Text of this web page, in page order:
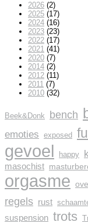
2026 (2)
2025 (17)
2024 (16)
2023 (23)
2022 (17)
2021 (41)
2020 (7)
2014 (2)
2012 (11)
2011 (7)
2010 (32)
Beek&Donk bench
emoties exposed
gevoel happy
masochist
orgasme
regels rust
suspension trots